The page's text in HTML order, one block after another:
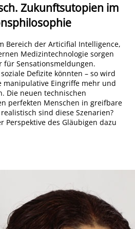
Zukunftsutopien im
Bereich der Articifial Intelligence,
Medizintechnologie sorgen
Sensationsmeldungen.
Defizite könnten – so wird
manipulative Eingriffe mehr und
Die neuen technischen
perfekten Menschen in greifbare
sind diese Szenarien?
Perspektive des Gläubigen dazu